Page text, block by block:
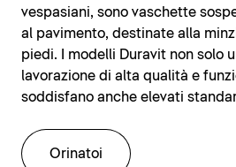
vespasiani, sono vaschette
al pavimento, destinate alla
piedi. I modelli Duravit non solo
lavorazione di alta qualità e
soddisfano anche elevati
Orinatoi